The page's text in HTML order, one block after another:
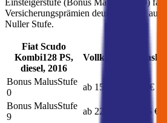
Versicherungsprämien deutlich höher aus
Nuller Stufe.
Fiat Scudo
Kombi128PS,
diesel, 2016
Vollkasko Teilkasko
Bonus MalusStufe
0
ab 158 € ab 99 €
Bonus MalusStufe
9
ab 223 € ab 135 €